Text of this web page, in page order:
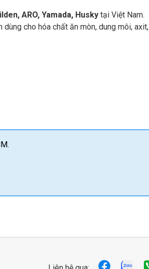
ARO, Yamada, Huskytại Việt Nam.
cho hóa chất ăn mòn, dung môi, axit,